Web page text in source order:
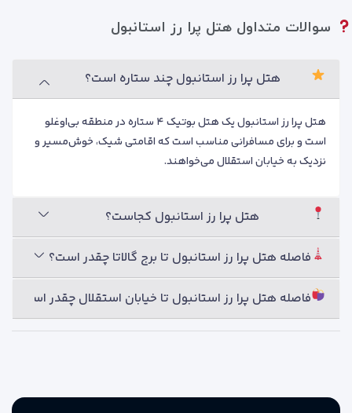
سوالات متداول هتل پرا رز استانبول
هتل پرا رز استانبول چند ستاره است؟
هتل پرا رز استانبول یک هتل بوتیک ۴ ستاره در منطقه بی‌اوغلو
است و برای مسافرانی مناسب است که اقامتی شیک، خوش‌مسیر و
نزدیک به خیابان استقلال می‌خواهند.
هتل پرا رز استانبول کجاست؟
فاصله هتل پرا رز استانبول تا برج گالاتا چقدر است؟
فاصله هتل پرا رز استانبول تا خیابان استقلال چقدر است؟